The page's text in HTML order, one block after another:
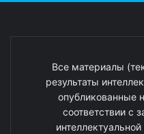
Все материалы
результаты
опубликованные
соответствии с